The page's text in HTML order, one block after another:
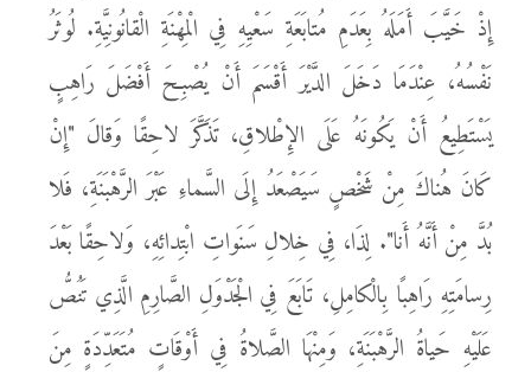
إِذْ خَيَّبَ أَمَلَهُ بِعَدَمِ مُتابَعَةِ سَعْيِهِ فِي الْمِهْنَةِ الْقانُونِيَّةِ. لُوثَرُ
نَفْسُهُ، عِنْدَمَا دَخَلَ الدَّيْرَ أَقْسَمَ أَنْ يُصْبِحَ أَفْضَلَ رَاهِبٍ
يَسْتَطِيعُ أَنْ يَكُونَهُ عَلَى الإِطْلاقِ، تَذَكَّرَ لاحِقًا وَقالَ "إِنْ
كَانَ هُناكَ مِنْ شَخْصٍ سَيَصْعَدُ إِلَى السَّماءِ عَبْرَ الرَّهْبَنَةِ، فَلا
بُدَّ مِنْ أَنَّهُ أَنا". لِذَا، فِي خِلالِ سَنَواتِ ابْتِدائِهِ، وَلاحِقًا بَعْدَ
رِسامَتِهِ رَاهِبًا بِالْكامِلِ، تَابَعَ فِي الْجَدْوَلِ الصَّارِمِ الَّذِي تَنُصُّ
عَلَيْهِ حَياةُ الرَّهْبَنَةِ، وَمِنْهَا الصَّلاةُ فِي أَوْقَاتٍ مُتَعَدِّدَةٍ مِنَ